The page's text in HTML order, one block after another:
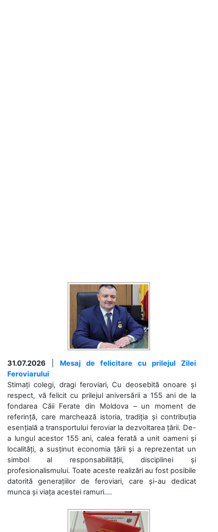
31.07.2026
Mesaj de felicitare cu prilejul Zilei
Feroviarului
Stimați colegi, dragi feroviari, Cu deosebită onoare și
respect, vă felicit cu prilejul aniversării a 155 ani de la
fondarea Căii Ferate din Moldova – un moment de
referință, care marchează istoria, tradiția și contribuția
esențială a transportului feroviar la dezvoltarea țării. De-
a lungul acestor 155 ani, calea ferată a unit oameni și
localități, a susținut economia țării și a reprezentat un
simbol al responsabilității, disciplinei și
profesionalismului. Toate aceste realizări au fost posibile
datorită generațiilor de feroviari, care și-au dedicat
munca și viața acestei ramuri....